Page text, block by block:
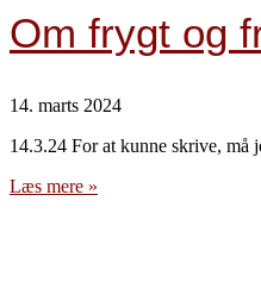
Om frygt og
14. marts 2024
14.3.24 For at kunne skrive, må
Læs mere »